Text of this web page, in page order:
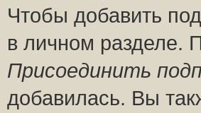
Чтобы добавить
в личном разделе.
Присоединить
добавилась. Вы